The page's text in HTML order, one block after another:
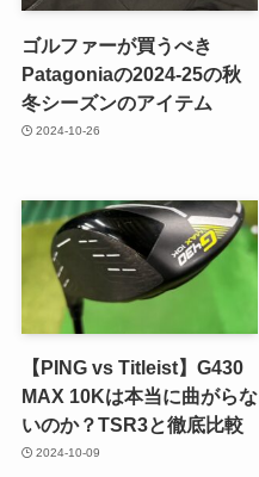
ゴルファーが買うべき
Patagoniaの2024-25の秋
冬シーズンのアイテム
2024-10-26
【PING vs Titleist】G430
MAX 10Kは本当に曲がらな
いのか？TSR3と徹底比較
2024-10-09